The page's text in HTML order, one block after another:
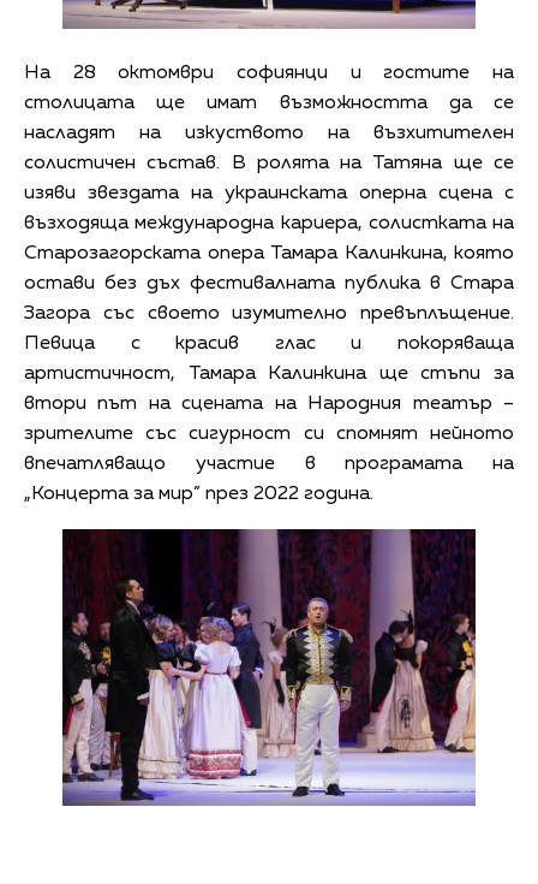
На 28 октомври софиянци и гостите на
столицата ще имат възможността да се
насладят на изкуството на възхитителен
солистичен състав. В ролята на Татяна ще се
изяви звездата на украинската оперна сцена с
възходяща международна кариера, солистката на
Старозагорската опера Тамара Калинкина, която
остави без дъх фестивалната публика в Стара
Загора със своето изумително превъплъщение.
Певица с красив глас и покоряваща
артистичност, Тамара Калинкина ще стъпи за
втори път на сцената на Народния театър –
зрителите със сигурност си спомнят нейното
впечатляващо участие в програмата на
„Концерта за мир” през 2022 година.